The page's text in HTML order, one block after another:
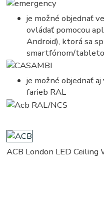
je možné objednať
ovládať pomocou
Android), ktorá sa
smartfónom/
je možné objednať
farieb RAL
ACB London LED Ceiling